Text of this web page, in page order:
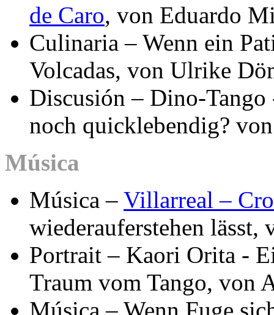
de Caro, von Eduardo
Culinaria – Wenn ein
Volcadas, von Ulrike
Discusión – Dino-Tango
noch quicklebendig?
Música
Música – Villarreal –
wiederauferstehen
Portrait – Kaori Orita -
Traum vom Tango, von